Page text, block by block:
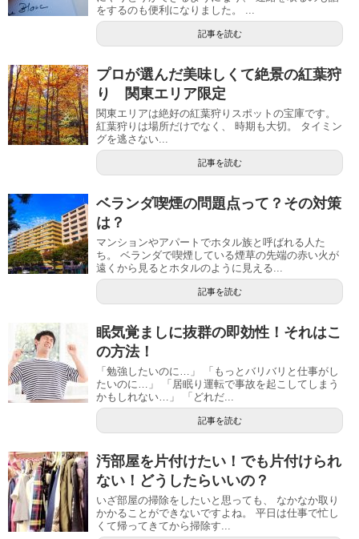
をするのも便利になりました。 ...
記事を読む
プロが選んだ美味しくて絶景の紅葉狩
り 関東エリア限定
関東エリアは絶好の紅葉狩りスポットの宝庫です。
紅葉狩りは場所だけでなく、 時期も大切。 タイミン
グを逃さない...
記事を読む
ベランダ喫煙の問題点って？その対策
は？
マンションやアパートでホタル族と呼ばれる人た
ち。 ベランダで喫煙している煙草の先端の赤い火が
遠くから見るとホタルのように見える...
記事を読む
眠気覚ましに抜群の即効性！それはこ
の方法！
「勉強したいのに…」 「もっとバリバリと仕事がし
たいのに…」 「居眠り運転で事故を起こしてしまう
かもしれない…」 「どれだ...
記事を読む
汚部屋を片付けたい！でも片付けられ
ない！どうしたらいいの？
いざ部屋の掃除をしたいと思っても、 なかなか取り
かかることができないですよね。 平日は仕事で忙し
くて帰ってきてから掃除す...